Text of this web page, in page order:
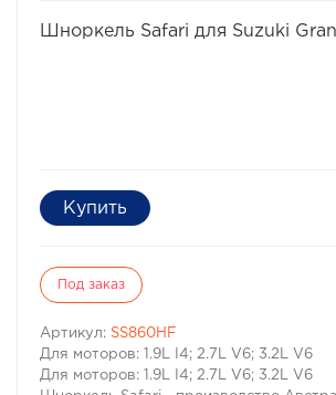
Шноркель Safari для Suzuki
Под заказ
Артикул: SS860HF
Для моторов: 1.9L I4; 2.7L V6; 3.2L V6
Для моторов: 1.9L I4; 2.7L V6; 3.2L V6